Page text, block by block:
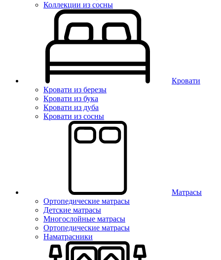
Коллекции из сосны
Кровати
Кровати из березы
Кровати из бука
Кровати из дуба
Кровати из сосны
Матрасы
Ортопедические матрасы
Детские матрасы
Многослойные матрасы
Ортопедические матрасы
Наматрасники